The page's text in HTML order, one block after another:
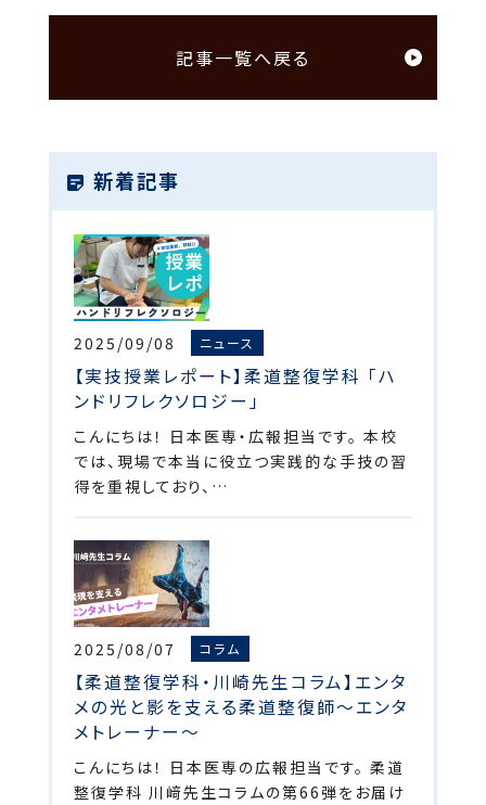
記事一覧へ戻る
新着記事
2025/09/08 ニュース
【実技授業レポート】柔道整復学科 「ハ
ンドリフレクソロジー」
こんにちは！ 日本医専・広報担当です。 本校
では、現場で本当に役立つ実践的な手技の習
得を重視しており、…
2025/08/07 コラム
【柔道整復学科・川崎先生コラム】エンタ
メの光と影を支える柔道整復師～エンタ
メトレーナー～
こんにちは！ 日本医専の広報担当です。 柔道
整復学科 川﨑先生コラムの第66弾をお届け